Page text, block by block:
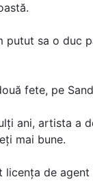
sa o duc
fete, pe
ani, artista a
mai bune.
licența de agent